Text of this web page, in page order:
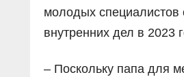
молодых специалистов
внутренних дел в 2023
– Поскольку папа для